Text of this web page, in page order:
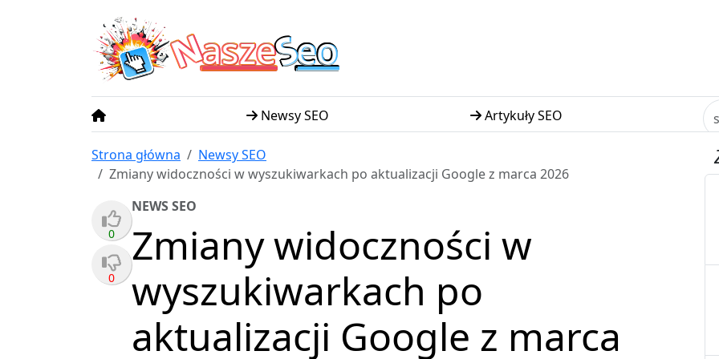
NaszeSeo
Newsy SEO Artykuły SEO
Strona główna
Newsy SEO
Zmiany widoczności w wyszukiwarkach po aktualizacji Google z marca 2026
0
0
NEWS SEO
Zmiany widoczności w
wyszukiwarkach po
aktualizacji Google z marca